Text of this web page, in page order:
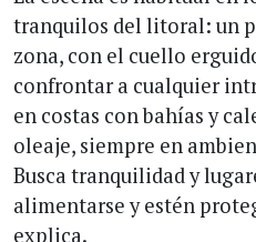
tranquilos del litoral: un
zona, con el cuello
confrontar a cualquier
en costas con bahías y
oleaje, siempre en
Busca tranquilidad y
alimentarse y estén
explica.